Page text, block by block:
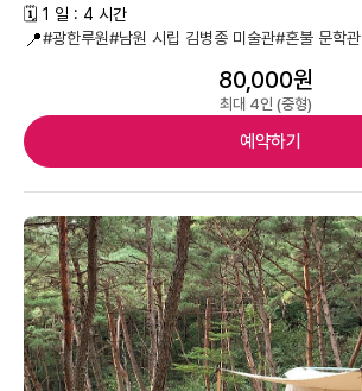
🗓 1 일 : 4 시간
📍#광한루원#남원 시립 김병종 미술관#혼불 문학관
80,000원
최대 4인 (중형)
예약하기